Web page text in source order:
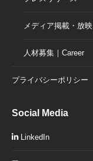
メディア掲載・放映
人材募集｜Career
プライバシーポリシー
Social Media
LinkedIn